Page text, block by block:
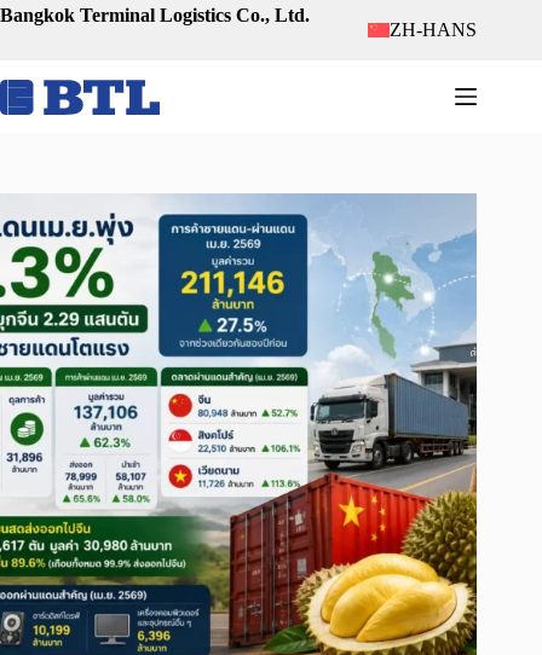
跳
容
Bangkok Terminal Logistics Co., Ltd.
ZH-HANS